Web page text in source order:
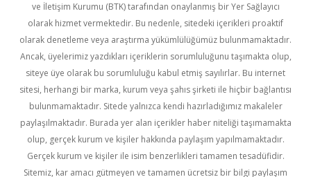
ve İletişim Kurumu (BTK) tarafından onaylanmış bir Yer Sağlayıcı
olarak hizmet vermektedir. Bu nedenle, sitedeki içerikleri proaktif
olarak denetleme veya araştırma yükümlülüğümüz bulunmamaktadır.
Ancak, üyelerimiz yazdıkları içeriklerin sorumluluğunu taşımakta olup,
siteye üye olarak bu sorumluluğu kabul etmiş sayılırlar. Bu internet
sitesi, herhangi bir marka, kurum veya şahıs şirketi ile hiçbir bağlantısı
bulunmamaktadır. Sitede yalnızca kendi hazırladığımız makaleler
paylaşılmaktadır. Burada yer alan içerikler haber niteliği taşımamakta
olup, gerçek kurum ve kişiler hakkında paylaşım yapılmamaktadır.
Gerçek kurum ve kişiler ile isim benzerlikleri tamamen tesadüfidir.
Sitemiz, kar amacı gütmeyen ve tamamen ücretsiz bir bilgi paylaşım